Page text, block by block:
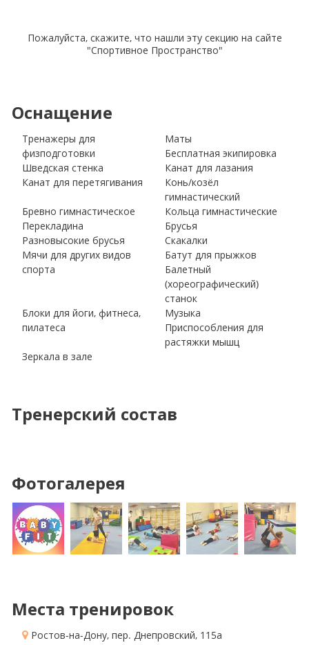
Пожалуйста, скажите, что нашли эту секцию на сайте
"Спортивное Пространство"
Оснащение
Тренажеры для
физподготовки
Маты
Бесплатная экипировка
Шведская стенка
Канат для лазания
Канат для перетягивания
Конь/козёл
гимнастический
Бревно гимнастическое
Кольца гимнастические
Перекладина
Брусья
Разновысокие брусья
Скакалки
Мячи для других видов
спорта
Батут для прыжков
Балетный
(хореографический)
станок
Блоки для йоги, фитнеса,
пилатеса
Музыка
Приспособления для
растяжки мышц
Зеркала в зале
Тренерский состав
Фотогалерея
Места тренировок
Ростов-на-Дону, пер. Днепровский, 115а